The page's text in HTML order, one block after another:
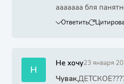
ааааааа бля
Ответить
Н
Не хочу23 января
Чувак